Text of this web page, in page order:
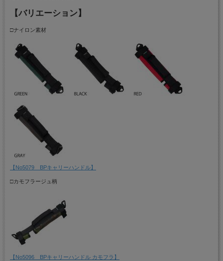
【バリエーション】
□ナイロン素材
【No5079 BPキャリーハンドル】
□カモフラージュ柄
【No5096 BPキャリーハンドル カモフラ】